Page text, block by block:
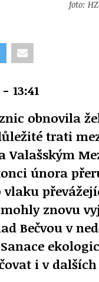
foto:
13:41
obnovila
trati
Valašským
února
znovu
Bečvou v
i v